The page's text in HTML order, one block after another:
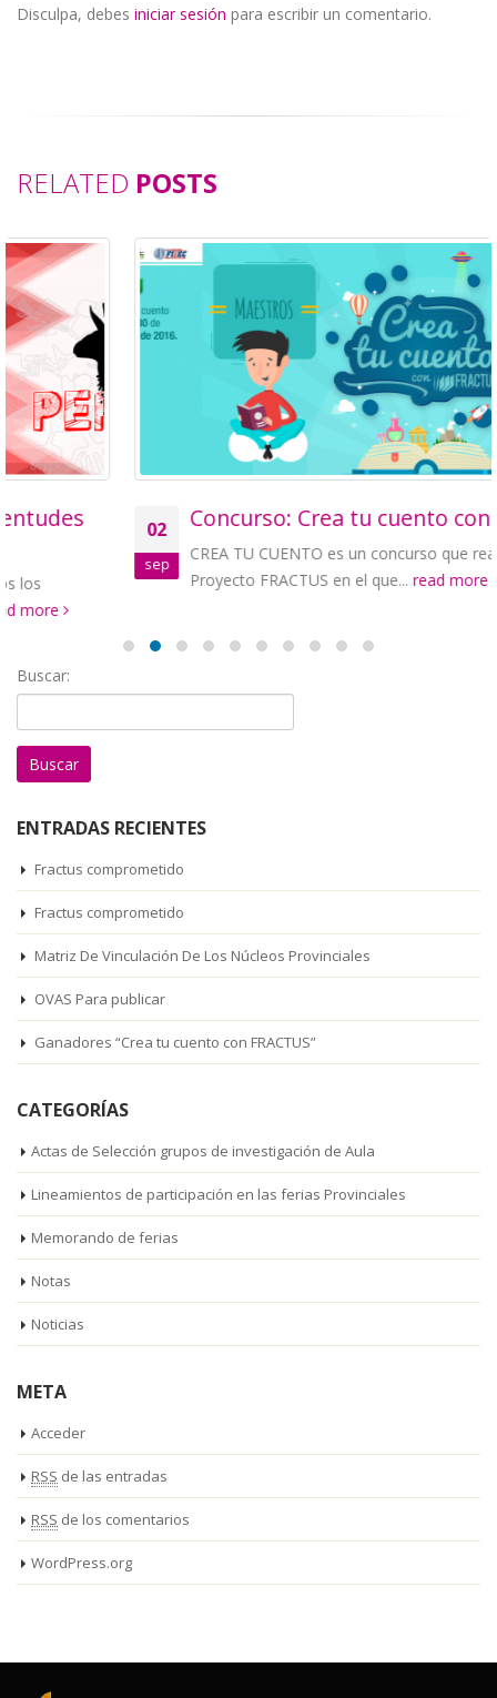
Disculpa, debes iniciar sesión para escribir un comentario.
RELATED POSTS
02 Concurso: Crea tu cuento con FRACTUS
CREA TU CUENTO es un concurso que realiza el
Proyecto FRACTUS en el que...read more
Buscar:
ENTRADAS RECIENTES
Fractus comprometido
Fractus comprometido
Matriz De Vinculación De Los Núcleos Provinciales
OVAS Para publicar
Ganadores “Crea tu cuento con FRACTUS”
CATEGORÍAS
Actas de Selección grupos de investigación de Aula
Lineamientos de participación en las ferias Provinciales
Memorando de ferias
Notas
Noticias
META
Acceder
RSS de las entradas
RSS de los comentarios
WordPress.org